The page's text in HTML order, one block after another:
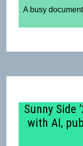
A busy
Sunny Side
with AI,